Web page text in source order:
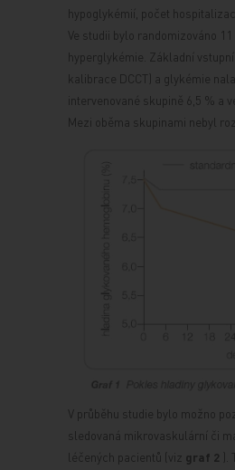
hypoglykémií, počet
Ve studii bylo randomizováno
hyperglykémie. Základní
kalibrace DCCT) a glykémie
intervenované skupině 6,5 % a
Mezi oběma skupinami nebyl
V průběhu studie bylo možno
sledovaná mikrovaskulární či
léčených pacientů (viz graf 2 ).